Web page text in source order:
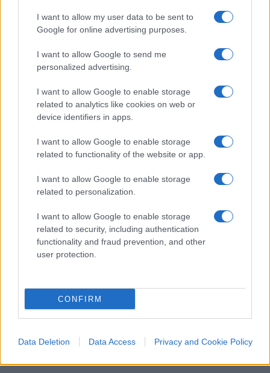
I want to allow my user data to be sent to
Google for online advertising purposes.
I want to allow Google to send me
personalized advertising.
I want to allow Google to enable storage
related to analytics like cookies on web or
device identifiers in apps.
I want to allow Google to enable storage
related to functionality of the website or app.
I want to allow Google to enable storage
related to personalization.
I want to allow Google to enable storage
related to security, including authentication
functionality and fraud prevention, and other
user protection.
CONFIRM
Data Deletion Data Access Privacy and Cookie Policy
Ma è indispensabile affrontare anche
dell’Imu, una patrimoniale che, gravando ogni
anno su immobili spesso privi di qualsiasi
redditività, contribuisce ad accelerarne il degrado
anziché favorirne il recupero.
Giorgio Spaziani Testa, 10 agosto 2026